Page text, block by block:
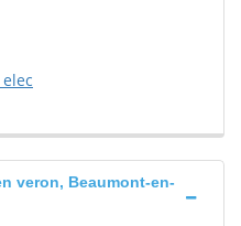
veron, Beaumont-en-